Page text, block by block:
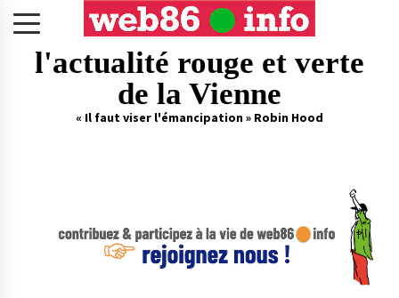
l'actualité rouge et verte
de la Vienne
« Il faut viser l'émancipation » Robin Hood